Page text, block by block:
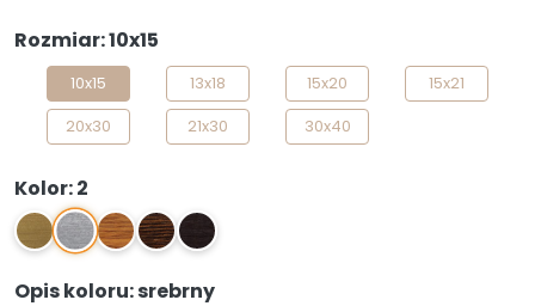
Rozmiar: 10x15
10x15 13x18 15x20
15x21
20x30
21x30 30x40
Kolor: 2
2 3 4 5
Opis koloru: srebrny